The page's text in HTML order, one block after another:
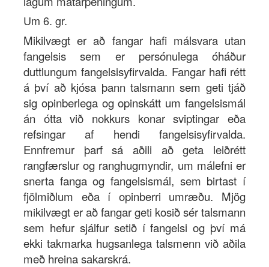
Um 6. gr.
Mikilvægt er að fangar hafi málsvara utan
fangelsis sem er persónulega óháður
duttlungum fangelsisyfirvalda. Fangar hafi rétt
á því að kjósa þann talsmann sem geti tjáð
sig opinberlega og opinskátt um fangelsismál
án ótta við nokkurs konar sviptingar eða
refsingar af hendi fangelsisyfirvalda.
Ennfremur þarf sá aðili að geta leiðrétt
rangfærslur og ranghugmyndir, um málefni er
snerta fanga og fangelsismál, sem birtast í
fjölmiðlum eða í opinberri umræðu. Mjög
mikilvægt er að fangar geti kosið sér talsmann
sem hefur sjálfur setið í fangelsi og því má
ekki takmarka hugsanlega talsmenn við aðila
með hreina sakarskrá.